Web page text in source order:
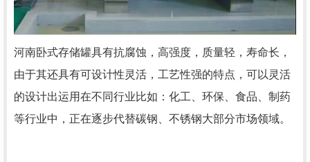
河南卧式存储罐具有抗腐蚀，高强度，质量轻，寿命长，
由于其还具有可设计性灵活，工艺性强的特点，可以灵活
的设计出运用在不同行业比如：化工、环保、食品、制药
等行业中，正在逐步代替碳钢、不锈钢大部分市场领域。